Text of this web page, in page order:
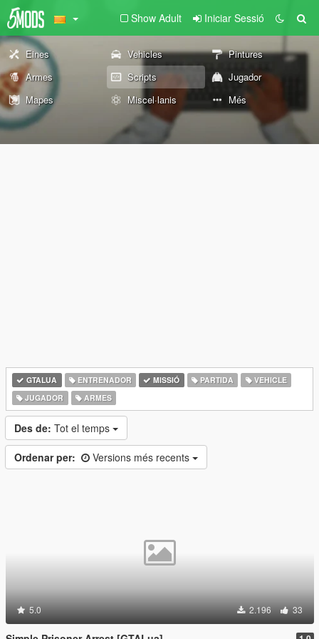
Show Adult Iniciar Sessió
Eines Vehicles
Pintures
Armes
Scripts
Jugador
Mapes
Miscel·lanis Més
GTALUA ENTRENADOR MISSIÓ PARTIDA
VEHICLE
JUGADOR
ARMES
Des de: Tot el temps
Ordenar per: Versions més recents
5.0 2.196 33